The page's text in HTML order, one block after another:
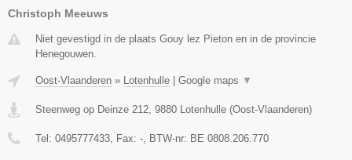
Christoph Meeuws
Niet gevestigd in de plaats Gouy lez Pieton en in de provincie
Henegouwen.
Oost-Vlaanderen » Lotenhulle Google maps ▼
Steenweg op Deinze 212 9880 Lotenhulle (Oost-Vlaanderen)
Tel: 0495777433 , Fax: - , BTW-nr: BE 0808.206.770